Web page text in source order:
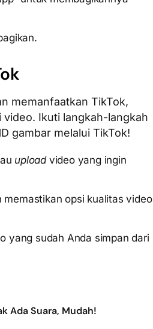
memanfaatkan TikTok,
Ikuti langkah-langkah
gambar melalui TikTok!
uploadvideo yang ingin
opsi kualitas video
yang sudah Anda simpan dari
Ada Suara, Mudah!